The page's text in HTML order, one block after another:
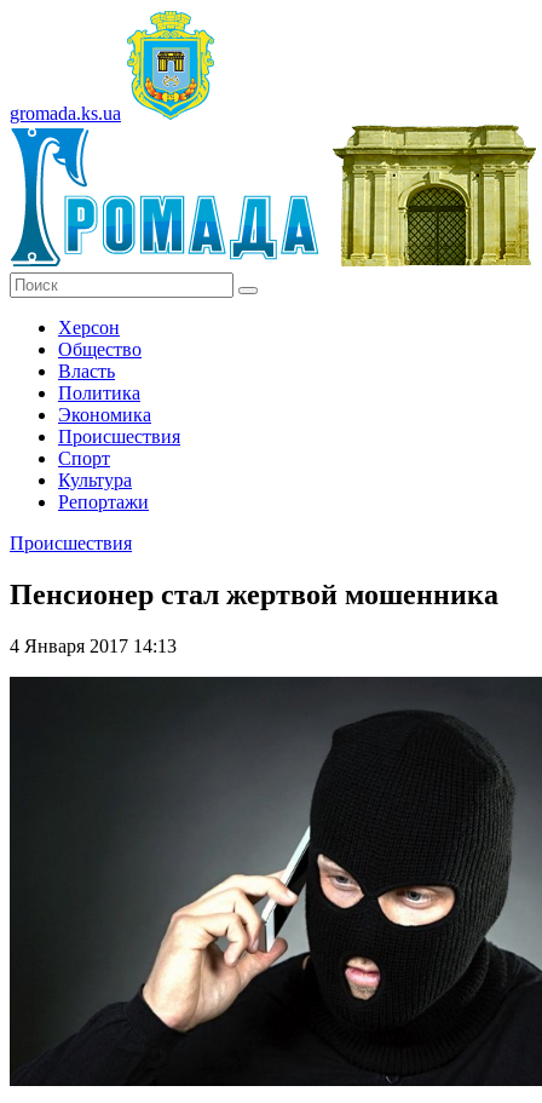
gromada.ks.ua
Херсон
Общество
Власть
Политика
Экономика
Происшествия
Спорт
Культура
Репортажи
Происшествия
Пенсионер стал жертвой мошенника
4 Января 2017 14:13